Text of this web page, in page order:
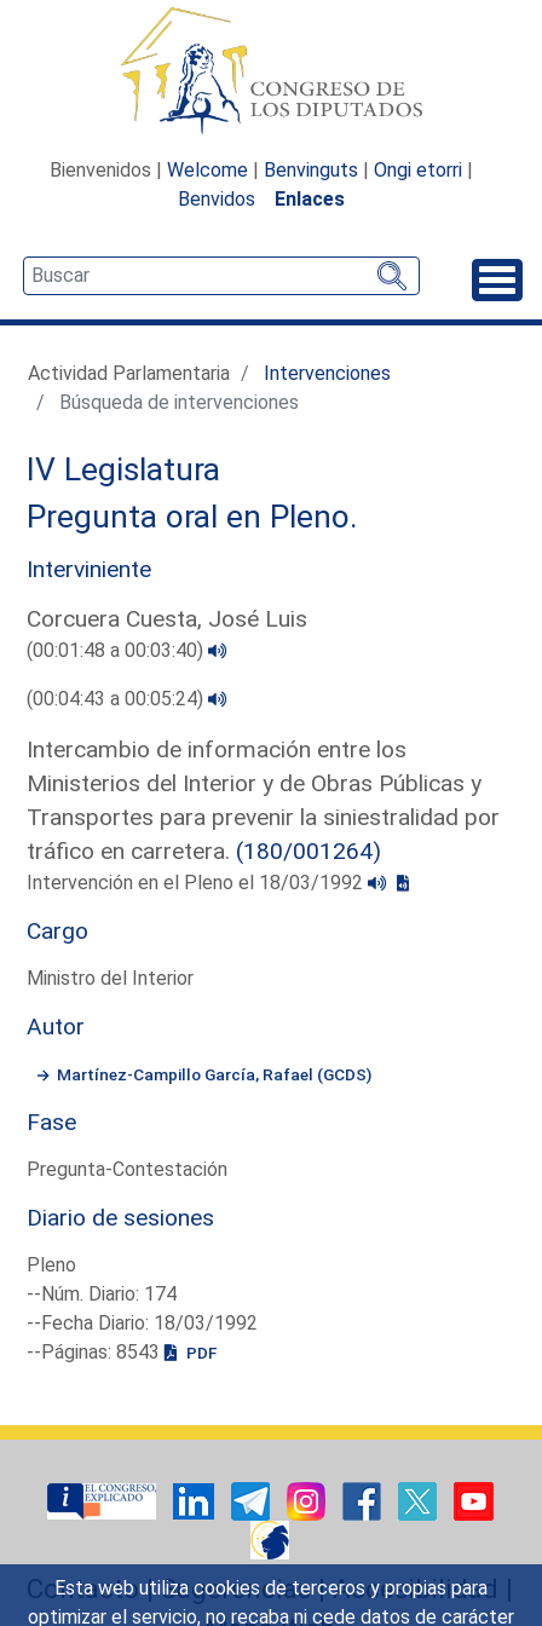
Esta web utiliza cookies de terceros y propias para
optimizar el servicio, no recaba ni cede datos de carácter
Bienvenidos | Welcome | Benvinguts | Ongi etorri |
Benvidos
Enlaces
Actividad Parlamentaria
Intervenciones
Búsqueda de intervenciones
IV Legislatura
Pregunta oral en Pleno.
Interviniente
Corcuera Cuesta, José Luis
(00:01:48 a 00:03:40)
(00:04:43 a 00:05:24)
Intercambio de información entre los
Ministerios del Interior y de Obras Públicas y
Transportes para prevenir la siniestralidad por
tráfico en carretera. (180/001264)
Intervención en el Pleno el 18/03/1992
Cargo
Ministro del Interior
Autor
Martínez-Campillo García, Rafael (GCDS)
Fase
Pregunta-Contestación
Diario de sesiones
Pleno
--Núm. Diario: 174
--Fecha Diario: 18/03/1992
--Páginas: 8543
PDF
Contacto|Sugerencias|Accesibilidad |